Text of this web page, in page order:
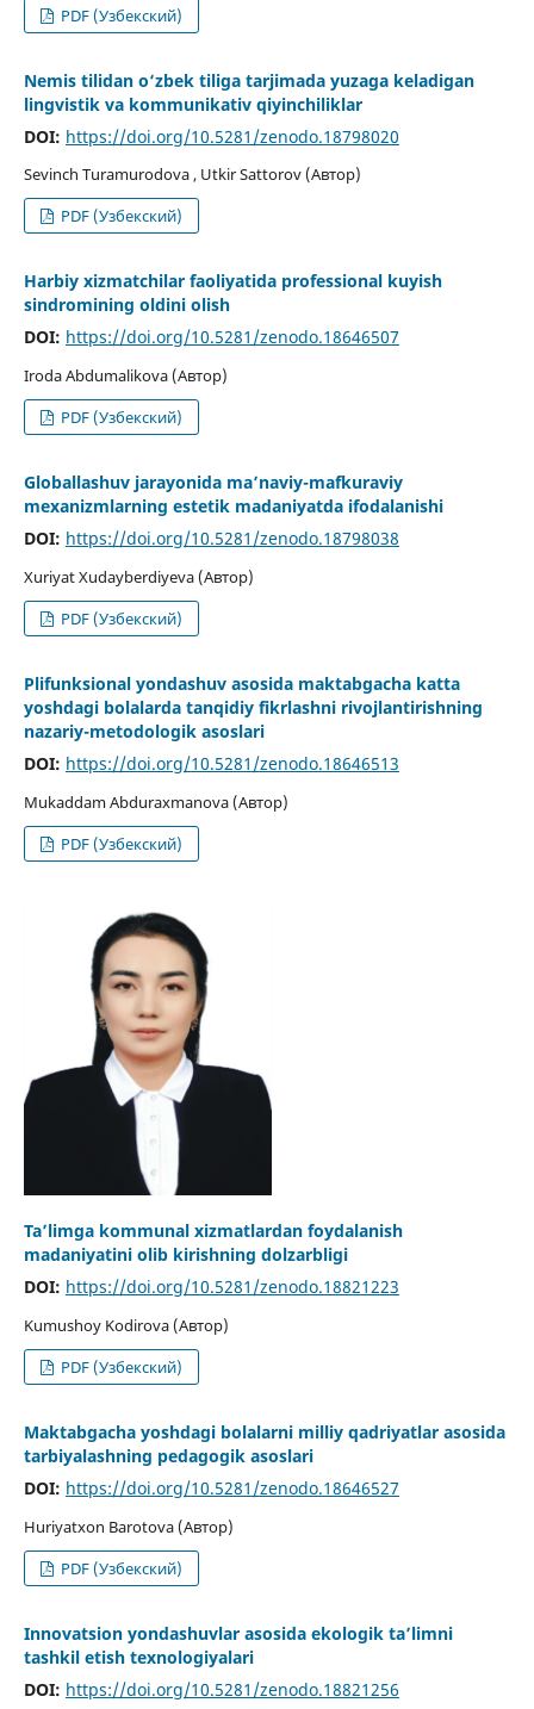
PDF (Узбекский)
Nemis tilidan o‘zbek tiliga tarjimada yuzaga keladigan
lingvistik va kommunikativ qiyinchiliklar
DOI: https://doi.org/10.5281/zenodo.18798020
Sevinch Turamurodova , Utkir Sattorov (Автор)
PDF (Узбекский)
Harbiy xizmatchilar faoliyatida professional kuyish
sindromining oldini olish
DOI: https://doi.org/10.5281/zenodo.18646507
Iroda Abdumalikova (Автор)
PDF (Узбекский)
Globallashuv jarayonida ma’naviy-mafkuraviy
mexanizmlarning estetik madaniyatda ifodalanishi
DOI: https://doi.org/10.5281/zenodo.18798038
Xuriyat Xudayberdiyeva (Автор)
PDF (Узбекский)
Plifunksional yondashuv asosida maktabgacha katta
yoshdagi bolalarda tanqidiy fikrlashni rivojlantirishning
nazariy-metodologik asoslari
DOI: https://doi.org/10.5281/zenodo.18646513
Mukaddam Abduraxmanova (Автор)
PDF (Узбекский)
Ta’limga kommunal xizmatlardan foydalanish
madaniyatini olib kirishning dolzarbligi
DOI: https://doi.org/10.5281/zenodo.18821223
Kumushoy Kodirova (Автор)
PDF (Узбекский)
Maktabgacha yoshdagi bolalarni milliy qadriyatlar asosida
tarbiyalashning pedagogik asoslari
DOI: https://doi.org/10.5281/zenodo.18646527
Huriyatxon Barotova (Автор)
PDF (Узбекский)
Innovatsion yondashuvlar asosida ekologik ta’limni
tashkil etish texnologiyalari
DOI: https://doi.org/10.5281/zenodo.18821256